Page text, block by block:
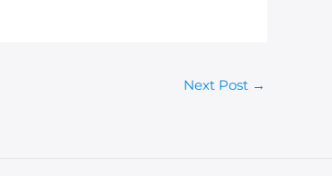
Next Post →